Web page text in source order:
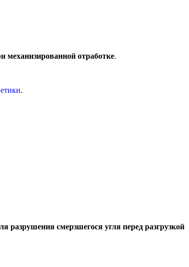
механизированной отработке.
.
разрушения смерзшегося угля перед разгрузкой